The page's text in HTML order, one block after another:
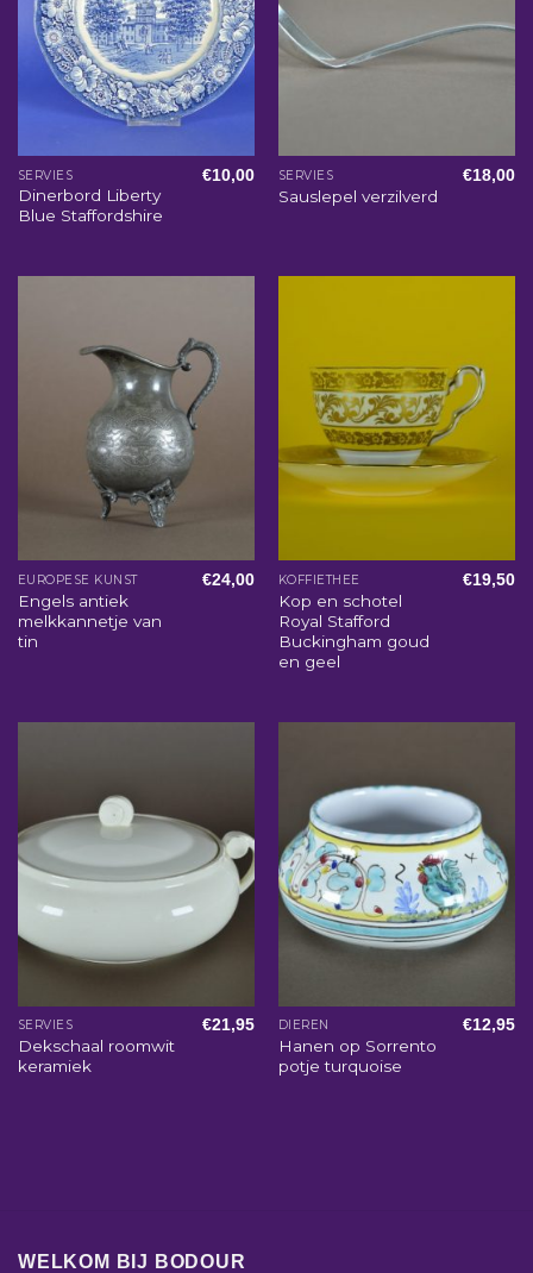
SERVIES
Dinerbord Liberty
Blue Staffordshire
€10,00 SERVIES
Sauslepel verzilverd
€18,00
EUROPESE KUNST
Engels antiek
melkkannetje van
tin
€24,00 KOFFIETHEE
Kop en schotel
Royal Stafford
Buckingham goud
en geel
€19,50
SERVIES
Dekschaal roomwit
keramiek
€21,95 DIEREN
Hanen op Sorrento
potje turquoise
€12,95
WELKOM BIJ BODOUR